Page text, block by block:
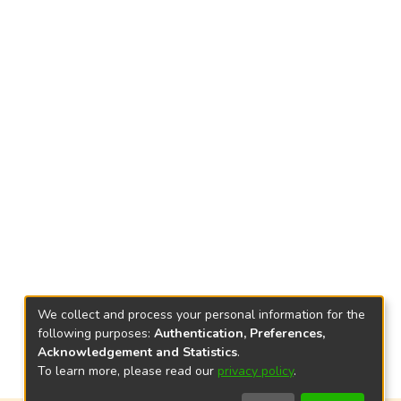
We collect and process your personal information for the
following purposes: Authentication, Preferences,
Acknowledgement and Statistics.
To learn more, please read our privacy policy.